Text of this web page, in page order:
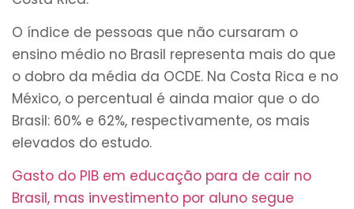
O índice de pessoas que não cursaram o
ensino médio no Brasil representa mais do que
o dobro da média da OCDE. Na Costa Rica e no
México, o percentual é ainda maior que o do
Brasil: 60% e 62%, respectivamente, os mais
elevados do estudo.
Gasto do PIB em educação para de cair no
Brasil, mas investimento por aluno segue